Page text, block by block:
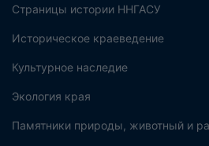
Страницы истории ННГАСУ
Историческое краеведение
Культурное наследие
Экология края
Памятники природы, животный и